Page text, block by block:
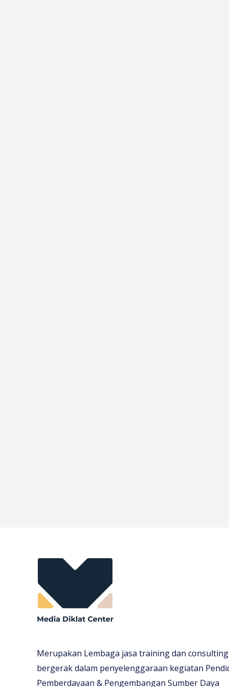
Merupakan Lembaga jasa training dan
bergerak dalam penyelenggaraan kegiatan
Pemberdayaan & Pengembangan Sumber Daya